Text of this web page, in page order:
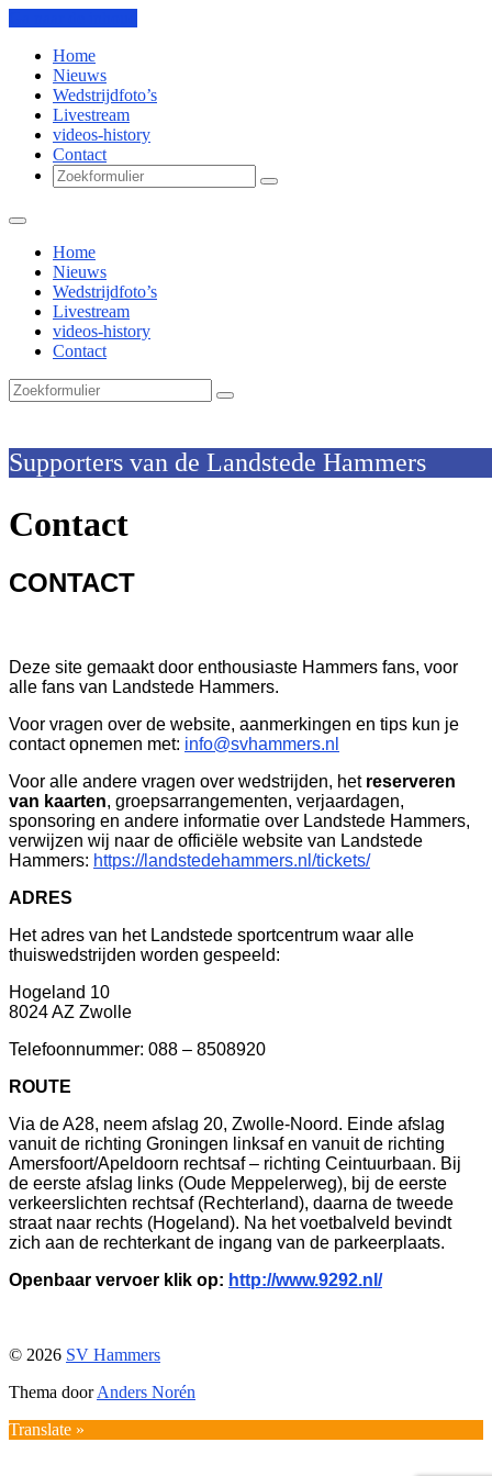
Home
Nieuws
Wedstrijdfoto’s
Livestream
videos-history
Contact
Zoeken
Home
Nieuws
Wedstrijdfoto’s
Livestream
videos-history
Contact
Zoeken
Supporters van de Landstede Hammers
Contact
CONTACT
Deze site gemaakt door enthousiaste Hammers fans, voor
alle fans van Landstede Hammers.
Voor vragen over de website, aanmerkingen en tips kun je
contact opnemen met: info@svhammers.nl
Voor alle andere vragen over wedstrijden, het reserveren
van kaarten, groepsarrangementen, verjaardagen,
sponsoring en andere informatie over Landstede Hammers,
verwijzen wij naar de officiële website van Landstede
Hammers: https://landstedehammers.nl/tickets/
ADRES
Het adres van het Landstede sportcentrum waar alle
thuiswedstrijden worden gespeeld:
Hogeland 10
8024 AZ Zwolle
Telefoonnummer: 088 – 8508920
ROUTE
Via de A28, neem afslag 20, Zwolle-Noord. Einde afslag
vanuit de richting Groningen linksaf en vanuit de richting
Amersfoort/Apeldoorn rechtsaf – richting Ceintuurbaan. Bij
de eerste afslag links (Oude Meppelerweg), bij de eerste
verkeerslichten rechtsaf (Rechterland), daarna de tweede
straat naar rechts (Hogeland). Na het voetbalveld bevindt
zich aan de rechterkant de ingang van de parkeerplaats.
Openbaar vervoer klik op: http://www.9292.nl/
© 2026 SV Hammers
Thema doorAnders Norén
Translate »